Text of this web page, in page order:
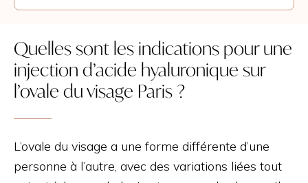
Quelles sont les indications pour une
injection d’acide hyaluronique sur
l’ovale du visage Paris ?
L’ovale du visage a une forme différente d’une
personne à l’autre, avec des variations liées tout